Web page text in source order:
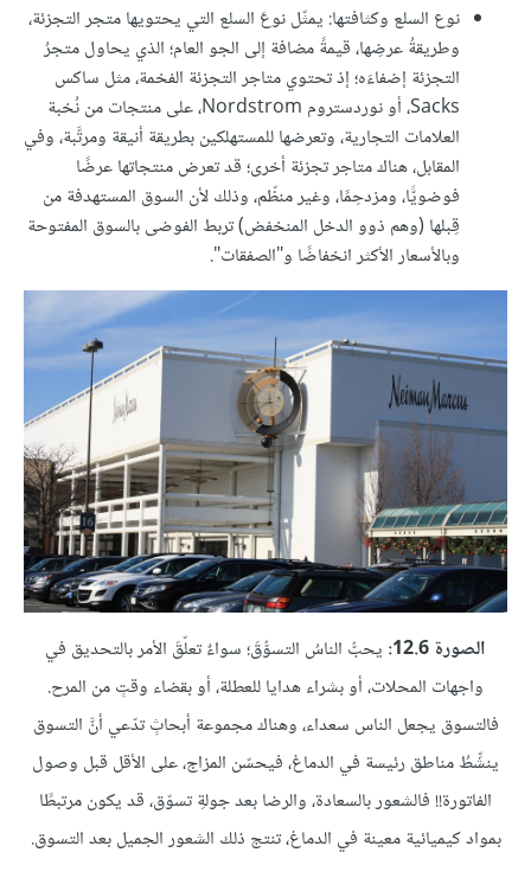
نوع السلع وكثافتها: يمثّل نوعَ السلع التي يحتويها متجر التجزئة،
وطريقةُ عرضِها، قيمةً مضافة إلى الجو العام؛ الذي يحاول متجرُ
التجزئة إضفاءَه؛ إذ تحتوي متاجر التجزئة الفخمة، مثل ساكس
Sacks، أو نوردستروم Nordstrom، على منتجات من نُخبة
العلامات التجارية، وتعرضها للمستهلكين بطريقة أنيقة ومرتَّبة، وفي
المقابل، هناك متاجر تجزئة أخرى؛ قد تعرض منتجاتها عرضًا
فوضويًّا، ومزدحِمًا، وغير منظّم، وذلك لأن السوق المستهدفة من
قِبلها (وهم ذوو الدخل المنخفض) تربط الفوضى بالسوق المفتوحة
وبالأسعار الأكثر انخفاضًا و"الصفقات".
الصورة 12.6:
يحبُّ الناسُ التسوُّقَ؛ سواءٌ تعلّقَ الأمر بالتحديق في
واجهات المحلات، أو بشراء هدايا للعطلة، أو بقضاء وقتٍ من المرح.
فالتسوق يجعل الناس سعداء، وهناك مجموعة أبحاثٍ تدّعي أنَّ التسوق
ينشِّطُ مناطق رئيسة في الدماغ، فيحسّن المزاج، على الأقل قبل وصول
الفاتورة!! فالشعور بالسعادة، والرضا بعد جولةِ تسوّق، قد يكون مرتبطًا
بمواد كيميائية معينة في الدماغ، تنتج ذلك الشعور الجميل بعد التسوق.